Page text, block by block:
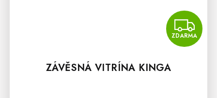
ZDARMA
ZÁVĚSNÁ VITRÍNA KINGA